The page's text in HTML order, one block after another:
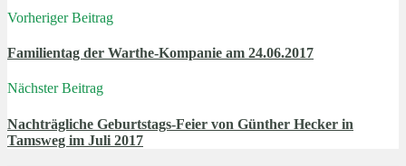
Vorheriger Beitrag
Familientag der Warthe-Kompanie am 24.06.2017
Nächster Beitrag
Nachträgliche Geburtstags-Feier von Günther Hecker in
Tamsweg im Juli 2017